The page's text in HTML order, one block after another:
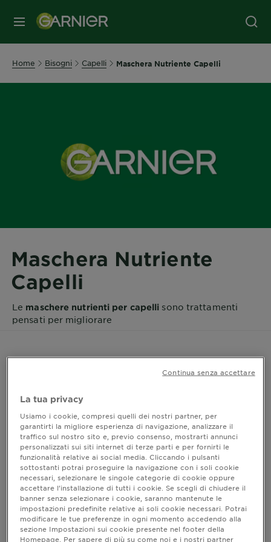
MENU
Home Bisogni Capelli Maschera Nutriente Capelli
Maschera Nutriente
Capelli
Le maschere nutrienti per capelli sono trattamenti
pensati per migliorare
ruvida, crespa, opaca o difficile da districare. A differenza del
dopo lo shampoo, la maschera ha una texture più ricca e un
tempo di posa più lungo, per offrire un trattamento cosmetico
più intensivo alla fibra capillare.
Quando si parla dimaschere nutrienti capelli, l’obiettivo è
migliorare visibilmente morbidezza, luminosità, elasticità e
disciplina. Una buona maschera aiuta a rendere i capelli più
gestibili, riduce l’attrito durante la spazzolatura e contribuisce a
limitare la rottura legata a nodi, secchezza e styling frequente.
A cosa servono le maschere nutrienti capelli
La tua privacy
Usiamo i cookie, compresi quelli dei nostri partner, per
garantirti la migliore esperienza di navigazione, analizzare il
traffico sul nostro sito e, previo consenso, mostrarti annunci
personalizzati sui siti internet di terze parti e per fornirti le
funzionalità relative ai social media. Cliccando i pulsanti
sottostanti potrai proseguire la navigazione con i soli cookie
necessari, selezionare le singole categorie di cookie oppure
accettare l’installazione di tutti i cookie. Se scegli di chiudere il
banner senza selezionare i cookie, saranno mantenute le
impostazioni predefinite relative ai soli cookie necessari. Potrai
modificare le tue preferenze in ogni momento accedendo alla
sezione Impostazioni sui cookie presente nel footer della
Homepage. Per sapere di più su come noi e i nostri partner
Continua senza accettare